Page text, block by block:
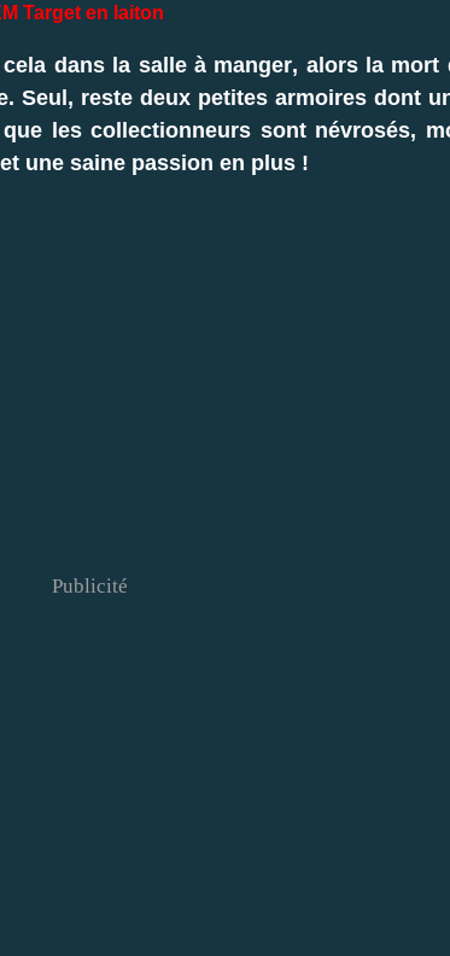
Target en laiton
dans la salle à manger, alors la mort
Seul, reste deux petites armoires dont
les collectionneurs sont névrosés,
une saine passion en plus !
Publicité